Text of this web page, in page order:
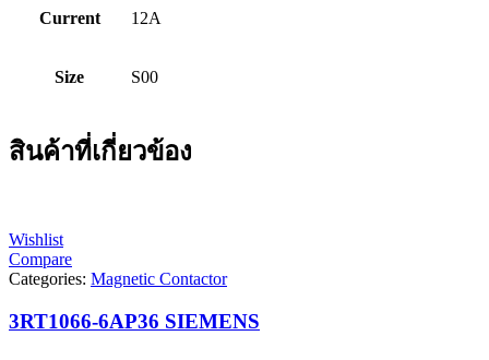
Current 12A
Size S00
สินค้าที่เกี่ยวข้อง
Wishlist
Compare
Categories: Magnetic Contactor
3RT1066-6AP36 SIEMENS